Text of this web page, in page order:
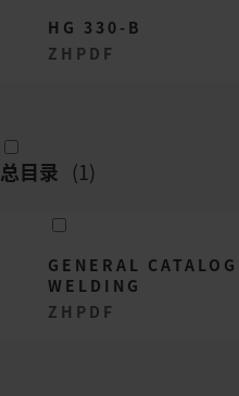
HG 330-B
ZH PDF
总目录 (1)
GENERAL
WELDING
ZH PDF